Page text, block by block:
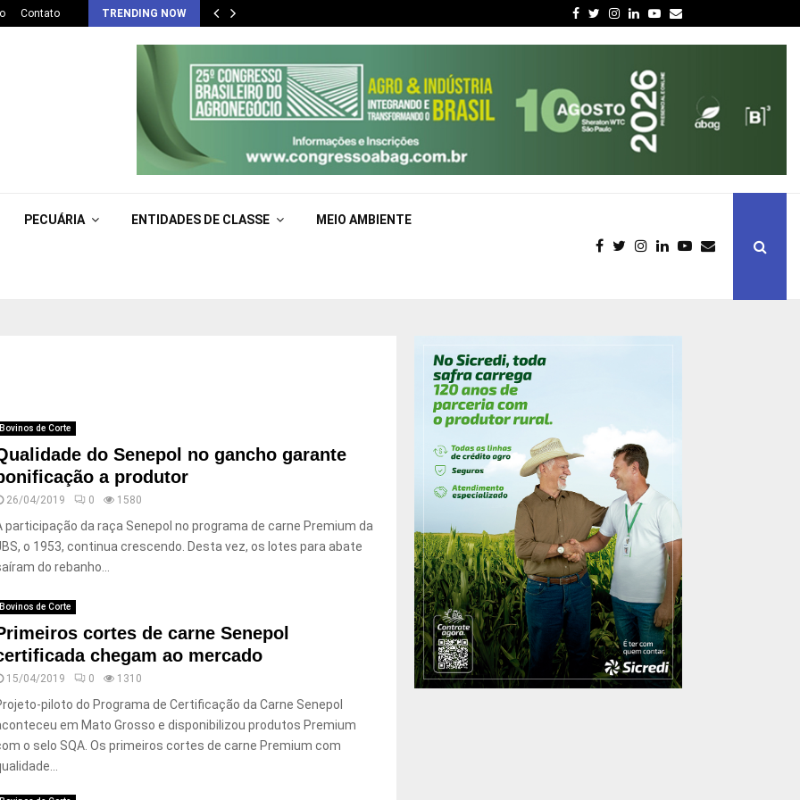
Contato TRENDING NOW Facebook
Twitter
Instagram
LinkedinYoutube
Email
PECUÁRIA ENTIDADES DE CLASSE MEIO AMBIENTE
Bovinos de Corte
do Senepol no gancho garante
a produtor
26/04/2019 0 1580
participação da raça Senepol no programa de carne Premium da
o 1953, continua crescendo. Desta vez, os lotes para abate
do rebanho...
Bovinos de Corte
cortes de carne Senepol
chegam ao mercado
15/04/2019 0 1310
piloto do Programa de Certificação da Carne Senepol
em Mato Grosso e disponibilizou produtos Premium
o selo SQA. Os primeiros cortes de carne Premium com